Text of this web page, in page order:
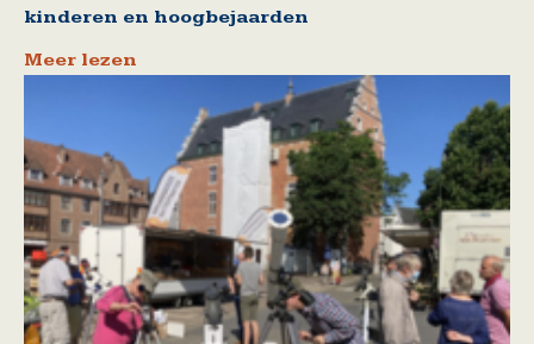
kinderen en hoogbejaarden
Meer lezen